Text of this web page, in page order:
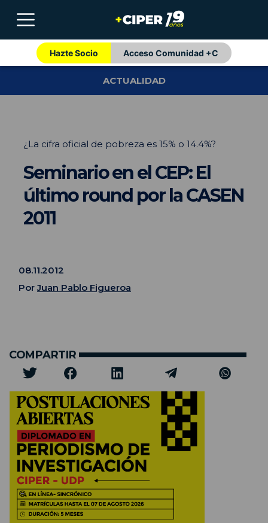
Hazte Socio Acceso Comunidad +C
ACTUALIDAD
¿La cifra oficial de pobreza es 15% o 14.4%?
Seminario en el CEP: El
último round por la CASEN
2011
08.11.2012
PorJuan Pablo Figueroa
COMPARTIR